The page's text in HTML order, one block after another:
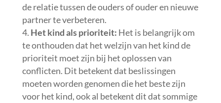
de relatie tussen de ouders of ouder en nieuwe
partner te verbeteren.
Het kind als prioriteit: Het is belangrijk om
te onthouden dat het welzijn van het kind de
prioriteit moet zijn bij het oplossen van
conflicten. Dit betekent dat beslissingen
moeten worden genomen die het beste zijn
voor het kind, ook al betekent dit dat sommige